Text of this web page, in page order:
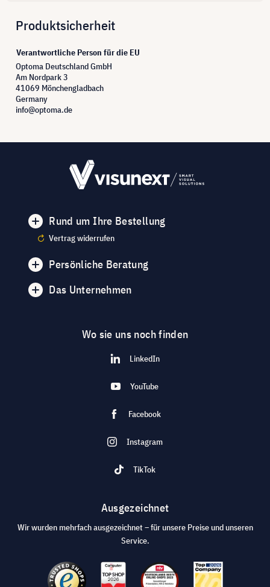
Produktsicherheit
Verantwortliche Person für die EU
Optoma Deutschland GmbH
Am Nordpark 3
41069 Mönchengladbach
Germany
info@optoma.de
Rund um Ihre Bestellung
Vertrag widerrufen
Persönliche Beratung
Das Unternehmen
Wo sie uns noch finden
LinkedIn
YouTube
Facebook
Instagram
TikTok
Ausgezeichnet
Wir wurden mehrfach ausgezeichnet – für unsere Preise und unseren
Service.